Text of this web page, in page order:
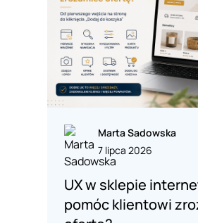
Marta Sadowska
7 lipca 2026
UX w sklepie
pomóc klientowi